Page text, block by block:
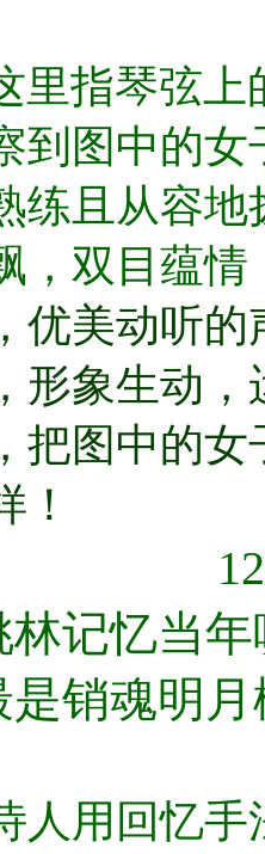
里指琴弦
到图中的
练且从容
，双目蕴情
优美动听
形象生动
把图中的
！
林记忆当
是销魂明
人用回忆